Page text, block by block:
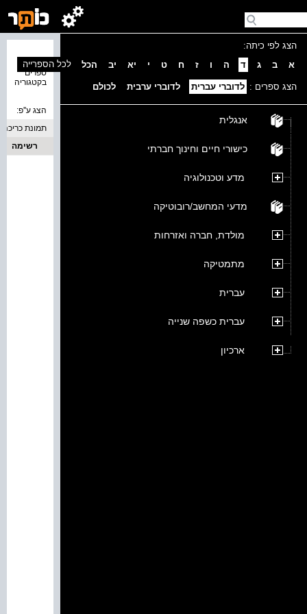
הצג לפי כיתה:
א
ב ג ד ה ו ז ח ט י יא יב הכל
הצג ספרים : לדוברי עברית לדוברי ערבית לכולם
אנגלית
כישורי חיים וחינוך חברתי
מדע וטכנולוגיה
מדעי המחשב/רובוטיקה
מולדת, חברה ואזרחות
מתמטיקה
עברית
עברית כשפה שנייה
ארכיון
ספרים
בקטגוריה
לכל הספרייה
הצג ע''פ:
תמונת כריכה
רשימה